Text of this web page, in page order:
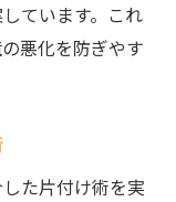
ています。これ
悪化を防ぎやす
た片付け術を実